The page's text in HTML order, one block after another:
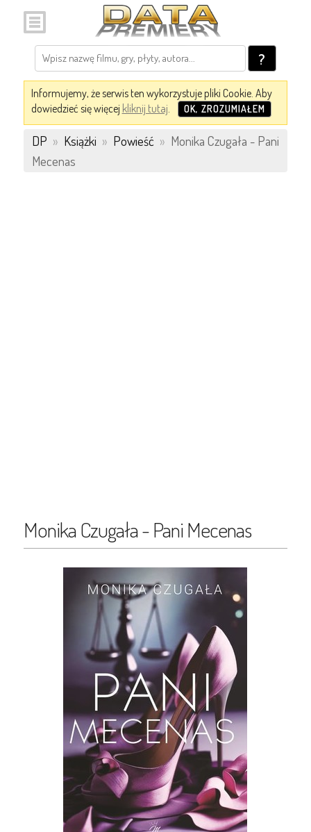
?
Informujemy, że serwis ten wykorzystuje pliki Cookie. Aby
dowiedzieć się więcej kliknij tutaj. OK, ZROZUMIAŁEM
DP » Książki » Powieść » Monika Czugała - Pani
Mecenas
Monika Czugała - Pani Mecenas